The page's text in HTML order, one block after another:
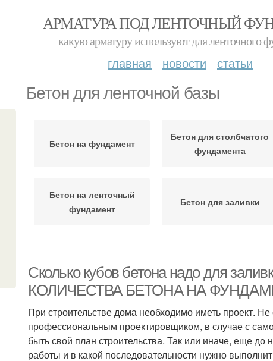
АРМАТУРА ПОД ЛЕНТОЧНЫЙ
какую арматуру используют для ленточного
главная новости статьи
Бетон для ленточной базы
Бетон на фундамент
Бетон для столбчатого
фундамента
Бетон на ленточный
фундамент
Бетон для заливки
фундамента
Сколько кубов бетона надо для
КОЛИЧЕСТВА БЕТОНА НА
При строительстве дома необходимо иметь проект.
профессиональным проектировщиком, в случае с
быть свой план строительства. Так или иначе, еще до
работы и в какой последовательности нужно